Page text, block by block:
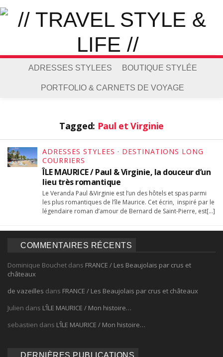
ADRESSES STYLEES BOUTIQUE STYLÉE
PORTFOLIO & CARNETS DE VOYAGE
Tagged: Paul et Virginie
ADRESSES STYLEES · DESTINATIONS LONG
COURRIERS
ÎLE MAURICE / Paul & Virginie, la douceur d’un
lieu très romantique
Le Veranda Paul &Virginie est l’un des hôtels et spas parmi
les plus romantiques de l’île Maurice. Cet écrin, inspiré par le
légendaire roman d’amour de Bernard de Saint-Pierre, est[…]
COMMENTAIRES RÉCENTS
Dominique Bouchet dans FRANCE / Les Beaujolais par crus et
châteaux
de vazeilles dans FRANCE / Les Beaujolais par crus et châteaux
Julien dans L’ÎLE MAURICE / Mon histoire…
sebastien dans L’ÎLE MAURICE / Mon histoire…
DERNIÈRES PUBLICATIONS